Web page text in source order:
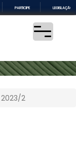
PARTICIPE LEGISLAÇÃO
2023/2